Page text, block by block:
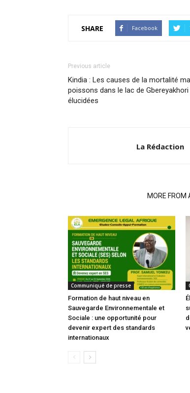
SHARE Facebook
Previous article
Kindia : Les causes de la mortalité
poissons dans le lac de Gbereyakhori
élucidées
La Rédaction
MORE FROM
Communiqué de presse
Formation de haut niveau en
Sauvegarde Environnementale et
Sociale : une opportunité pour
devenir expert des standards
internationaux